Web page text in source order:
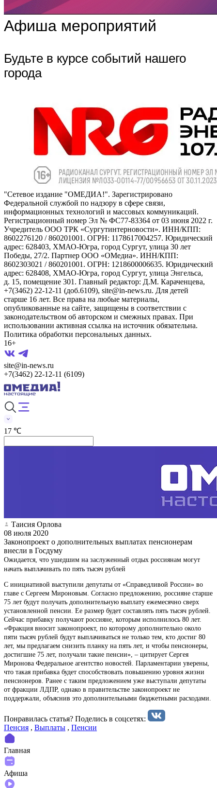
Афиша мероприятий
Будьте в курсе событий нашего
города
"Сетевое издание "ОМЕДИА!". Зарегистрировано
Федеральной службой по надзору в сфере связи,
информационных технологий и массовых коммуникаций.
Регистрационный номер Эл № ФС77-83364 от 03 июня 2022 г.
Учредитель ООО ТРК «Сургутинтерновости». ИНН/КПП:
8602276120 / 860201001. ОГРН: 1178617004257. Юридический
адрес: 628403, ХМАО-Югра, город Сургут, улица 30 лет
Победы, 27/2. Партнер ООО «ОМедиа». ИНН/КПП:
8602303021 / 860201001. ОГРН: 1218600006635. Юридический
адрес: 628408, ХМАО-Югра, город Сургут, улица Энгельса,
д. 15, помещение 301. Главный редактор: Д.М. Караченцева,
+7(3462) 22-12-11 (доб.6109), site@in-news.ru. Для детей
старше 16 лет. Все права на любые материалы,
опубликованные на сайте, защищены в соответствии с
законодательством об авторском и смежных правах. При
использовании активная ссылка на источник обязательна.
Политика обработки персональных данных.
16+
site@in-news.ru
+7(3462) 22-12-11 (6109)
17 ℃
Таисия Орлова
08 июля 2020
Законопроект о дополнительных выплатах пенсионерам
внесли в Госдуму
Ожидается, что ушедшим на заслуженный отдых россиянам могут
начать выплачивать по пять тысяч рублей
С инициативой выступили депутаты от «Справедливой России» во
главе с Сергеем Мироновым. Согласно предложению, россияне старше
75 лет будут получать дополнительную выплату ежемесячно сверх
установленной пенсии. Ее размер будет составлять пять тысяч рублей.
Сейчас прибавку получают россияне, которым исполнилось 80 лет.
«Фракция вносит законопроект, по которому дополнительно около
пяти тысяч рублей будут выплачиваться не только тем, кто достиг 80
лет, мы предлагаем снизить планку на пять лет, и чтобы пенсионеры,
достигшие 75 лет, получали такие пенсии», – цитирует Сергея
Миронова Федеральное агентство новостей. Парламентарии уверены,
что такая прибавка будет способствовать повышению уровня жизни
пенсионеров. Ранее с таким предложением уже выступали депутаты
от фракции ЛДПР, однако в правительстве законопроект не
поддержали, объяснив это дополнительными бюджетными расходами.
Понравилась статья? Поделиcь в соцсетях:
Пенсия , Выплаты , Пенсии
Главная
Афиша